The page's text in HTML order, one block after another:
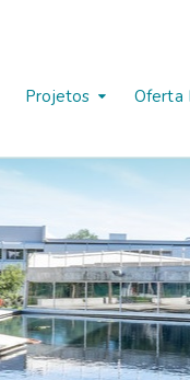
Projetos Oferta